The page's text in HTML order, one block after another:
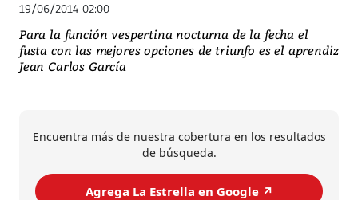
19/06/2014 02:00
Para la función vespertina nocturna de la fecha el
fusta con las mejores opciones de triunfo es el aprendiz
Jean Carlos García
Encuentra más de nuestra cobertura en los resultados
de búsqueda.
Agrega La Estrella en Google ↗️